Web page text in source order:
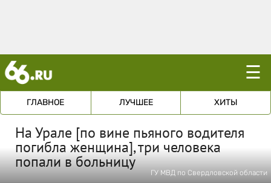
☰
ГЛАВНОЕ ЛУЧШЕЕ ХИТЫ
На Урале [по вине пьяного водителя
погибла женщина], три человека
попали в больницу
ГУ МВД по Свердловской области